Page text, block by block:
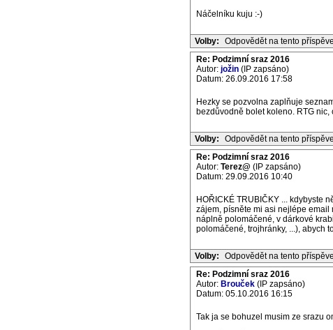
Náčelníku kuju :-)
Volby: Odpovědět na tento
Re: Podzimní sraz 2016
Autor: jožin (IP zapsáno)
Datum: 26.09.2016 17:58
Hezky se pozvolna zaplňuje
bezdůvodně bolet koleno. RTG
Volby: Odpovědět na tento
Re: Podzimní sraz 2016
Autor: Terez@ (IP zapsáno)
Datum: 29.09.2016 10:40
HOŘICKÉ TRUBIČKY ... kdybyste
zájem, písněte mi asi nejlépe email
náplně polomáčené, v dárkové
polomáčené, trojhránky, ...), abych
Volby: Odpovědět na tento
Re: Podzimní sraz 2016
Autor: Brouček (IP zapsáno)
Datum: 05.10.2016 16:15
Tak ja se bohuzel musim ze srazu